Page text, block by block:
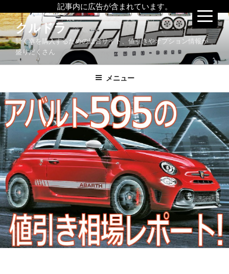
記事内に広告が含まれています。
コ
ン
テ
ツ
ス
キ
ッ
プ
クルドラ
賢く車を購入するための総合サイト、値引きやオプション情報が
盛りだくさん
メニュー